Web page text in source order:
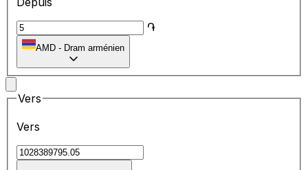
֏
AMD - Dram arménien
Vers
Vers